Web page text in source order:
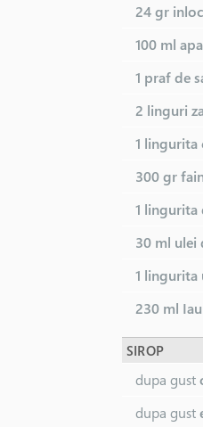
24 gr
100 ml
1 praf de
2 linguri
1 lingurita
300 gr
1 lingurita
30 ml ulei
1 lingurita
230 ml
SIROP
dupa gust
dupa gust